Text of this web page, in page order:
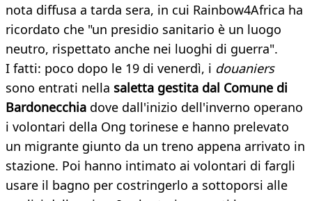
nota diffusa a tarda sera, in cui Rainbow4Africa ha
ricordato che "un presidio sanitario è un luogo
neutro, rispettato anche nei luoghi di guerra".
I fatti: poco dopo le 19 di venerdì, i douaniers
sono entrati nella saletta gestita dal Comune di
Bardonecchia dove dall'inizio dell'inverno operano
i volontari della Ong torinese e hanno prelevato
un migrante giunto da un treno appena arrivato in
stazione. Poi hanno intimato ai volontari di fargli
usare il bagno per costringerlo a sottoporsi alle